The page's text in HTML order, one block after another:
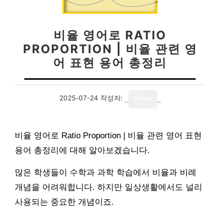
비율 영어로 RATIO
PROPORTION | 비율 관련 영
어 표현 용어 총정리
2025-07-24 작성자:
비율 영어로 Ratio Proportion | 비율 관련 영어 표현
용어 총정리에 대해 알아보겠습니다.
많은 학생들이 수학과 과학 학습에서 비율과 비례
개념을 어려워합니다. 하지만 일상생활에서도 널리
사용되는 중요한 개념이죠.